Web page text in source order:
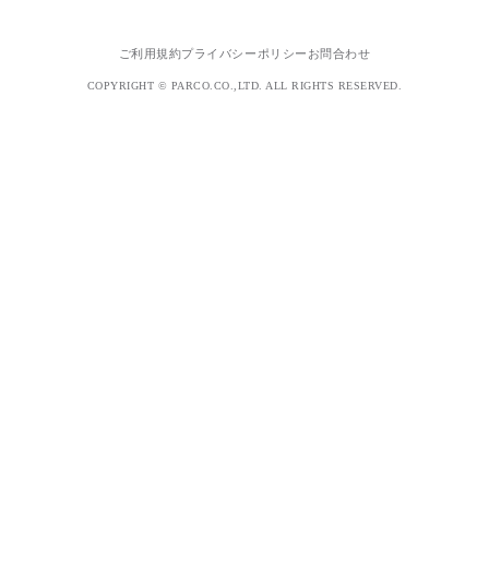
ご利用規約プライバシーポリシー お問合わせ
COPYRIGHT © PARCO.CO.,LTD. ALL RIGHTS RESERVED.